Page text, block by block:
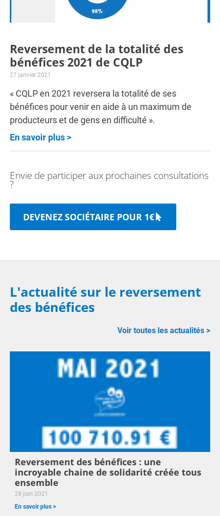
Reversement de la totalité des
bénéfices 2021 de CQLP
27 janvier 2021
« CQLP en 2021 reversera la totalité de ses
bénéfices pour venir en aide à un maximum de
producteurs et de gens en difficulté ».
En savoir plus >
Envie de participer aux prochaines consultations
?
DEVENEZ SOCIÉTAIRE POUR 1€
L'actualité sur le reversement
des bénéfices
Voir toutes les actualités >
Reversement des bénéfices : une
incroyable chaine de solidarité créée tous
ensemble
28 juin 2021
En savoir plus >